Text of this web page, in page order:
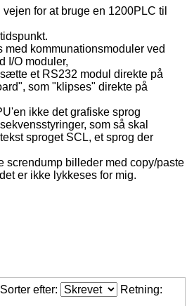
for at bruge en 1200PLC til
kommunationsmoduler ved
I/O moduler,
et RS232 modul direkte på
som "klipses" direkte på
ikke det grafiske sprog
som så skal
sproget SCL, et sprog der
screndump billeder med copy/paste
er ikke lykkeses for mig.
Sorter efter: Retning: